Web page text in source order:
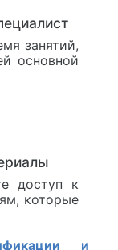
занятий,
основной
доступ к
которые
и